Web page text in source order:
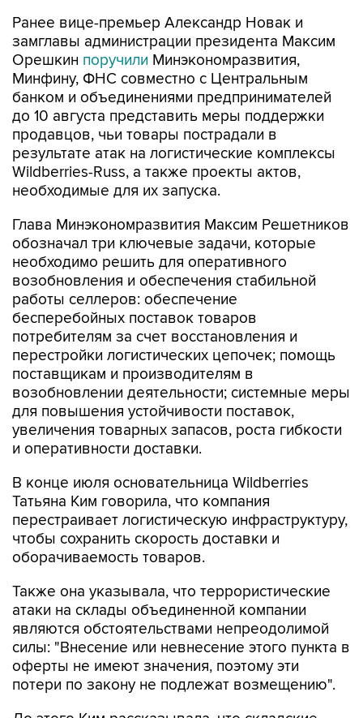
Ранее вице-премьер Александр Новак и
замглавы администрации президента Максим
Орешкин поручили Минэкономразвития,
Минфину, ФНС совместно с Центральным
банком и объединениями предпринимателей
до 10 августа представить меры поддержки
продавцов, чьи товары пострадали в
результате атак на логистические комплексы
Wildberries-Russ, а также проекты актов,
необходимые для их запуска.
Глава Минэкономразвития Максим Решетников
обозначал три ключевые задачи, которые
необходимо решить для оперативного
возобновления и обеспечения стабильной
работы селлеров: обеспечение
бесперебойных поставок товаров
потребителям за счет восстановления и
перестройки логистических цепочек; помощь
поставщикам и производителям в
возобновлении деятельности; системные меры
для повышения устойчивости поставок,
увеличения товарных запасов, роста гибкости
и оперативности доставки.
В конце июля основательница Wildberries
Татьяна Ким говорила, что компания
перестраивает логистическую инфраструктуру,
чтобы сохранить скорость доставки и
оборачиваемость товаров.
Также она указывала, что террористические
атаки на склады объединенной компании
являются обстоятельствами непреодолимой
силы: "Внесение или невнесение этого пункта в
оферты не имеют значения, поэтому эти
потери по закону не подлежат возмещению".